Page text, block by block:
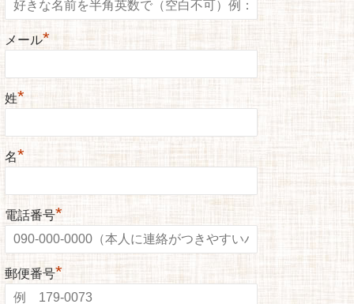
メール*
姓*
名*
電話番号*
郵便番号*